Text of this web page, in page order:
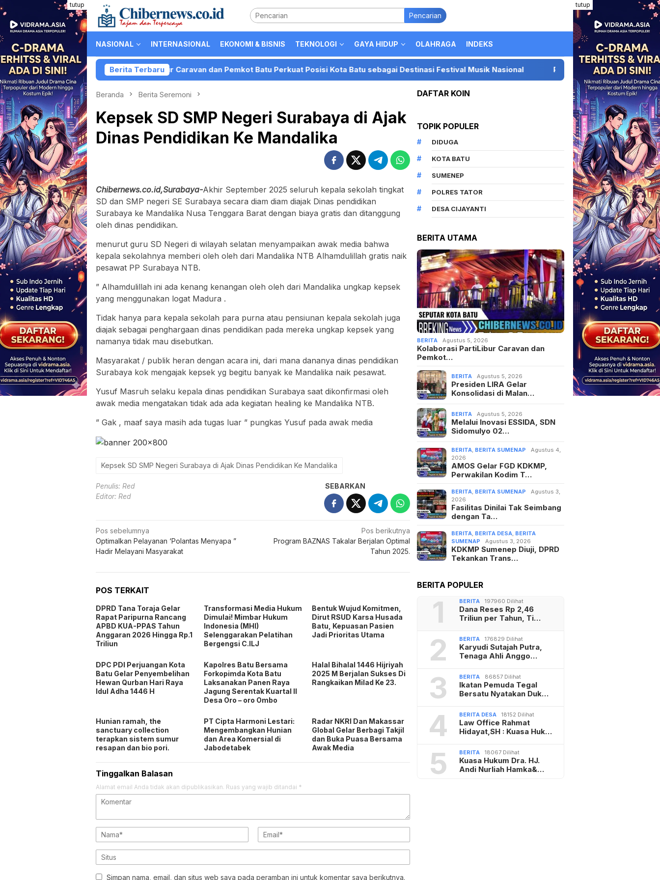
Loncat
ke
konten
tutup tutup
Pencarian
NASIONAL INTERNASIONAL EKONOMI & BISNIS TEKNOLOGI GAYA HIDUP OLAHRAGA INDEKS
Berita Terbaru
Kolaborasi PartiLibur Caravan dan Pemkot Batu Perkuat Posisi Kota Batu sebagai Destinasi Festival Musik Nasional Presiden LIRA Gelar Konsolidasi di
Beranda Berita Seremoni
Kepsek SD SMP Negeri Surabaya di Ajak
Dinas Pendidikan Ke Mandalika
Chibernews.co.id,Surabaya-Akhir September 2025 seluruh kepala sekolah tingkat
SD dan SMP negeri SE Surabaya secara diam diam diajak Dinas pendidikan
Surabaya ke Mandalika Nusa Tenggara Barat dengan biaya gratis dan ditanggung
oleh dinas pendidikan.
menurut guru SD Negeri di wilayah selatan menyampaikan awak media bahwa
kepala sekolahnya memberi oleh oleh dari Mandalika NTB Alhamdulillah gratis naik
pesawat PP Surabaya NTB.
” Alhamdulillah ini ada kenang kenangan oleh oleh dari Mandalika ungkap kepsek
yang menggunakan logat Madura .
Tidak hanya para kepala sekolah para purna atau pensiunan kepala sekolah juga
diajak sebagai penghargaan dinas pendidikan pada mereka ungkap kepsek yang
namanya tidak mau disebutkan.
Masyarakat / publik heran dengan acara ini, dari mana dananya dinas pendidikan
Surabaya kok mengajak kepsek yg begitu banyak ke Mandalika naik pesawat.
Yusuf Masruh selaku kepala dinas pendidikan Surabaya saat dikonfirmasi oleh
awak media mengatakan tidak ada ada kegiatan healing ke Mandalika NTB.
” Gak , maaf saya masih ada tugas luar ” pungkas Yusuf pada awak media
Kepsek SD SMP Negeri Surabaya di Ajak Dinas Pendidikan Ke Mandalika
Penulis: Red
Editor: Red
SEBARKAN
Navigasi
pos
Pos sebelumnya
Optimalkan Pelayanan ‘Polantas Menyapa ”
Hadir Melayani Masyarakat
Pos berikutnya
Program BAZNAS Takalar Berjalan Optimal
Tahun 2025.
POS TERKAIT
DPRD Tana Toraja Gelar
Rapat Paripurna Rancang
APBD KUA-PPAS Tahun
Anggaran 2026 Hingga Rp.1
Triliun
Transformasi Media Hukum
Dimulai! Mimbar Hukum
Indonesia (MHI)
Selenggarakan Pelatihan
Bergengsi C.ILJ
Bentuk Wujud Komitmen,
Dirut RSUD Karsa Husada
Batu, Kepuasan Pasien
Jadi Prioritas Utama
DPC PDI Perjuangan Kota
Batu Gelar Penyembelihan
Hewan Qurban Hari Raya
Idul Adha 1446 H
Kapolres Batu Bersama
Forkopimda Kota Batu
Laksanakan Panen Raya
Jagung Serentak Kuartal II
Desa Oro – oro Ombo
Halal Bihalal 1446 Hijriyah
2025 M Berjalan Sukses Di
Rangkaikan Milad Ke 23.
Hunian ramah, the
sanctuary collection
terapkan sistem sumur
resapan dan bio pori.
PT Cipta Harmoni Lestari:
Mengembangkan Hunian
dan Area Komersial di
Jabodetabek
Radar NKRI Dan Makassar
Global Gelar Berbagi Takjil
dan Buka Puasa Bersama
Awak Media
Tinggalkan Balasan
Alamat email Anda tidak akan dipublikasikan. Ruas yang wajib ditandai *
Simpan nama, email, dan situs web saya pada peramban ini untuk komentar saya berikutnya.
DAFTAR KOIN
TOPIK POPULER
DIDUGA
KOTA BATU
SUMENEP
POLRES TATOR
DESA CIJAYANTI
BERITA UTAMA
BERITA Agustus 5, 2026
Kolaborasi PartiLibur Caravan dan
Pemkot…
BERITA Agustus 5, 2026
Presiden LIRA Gelar
Konsolidasi di Malan…
BERITA Agustus 5, 2026
Melalui Inovasi ESSIDA, SDN
Sidomulyo 02…
BERITA BERITA SUMENAP
Agustus 4,
2026
AMOS Gelar FGD KDKMP,
Perwakilan Kodim T…
BERITA BERITA SUMENAP
Agustus 3,
2026
Fasilitas Dinilai Tak Seimbang
dengan Ta…
BERITA BERITA DESA BERITA
SUMENAP
Agustus 3, 2026
KDKMP Sumenep Diuji, DPRD
Tekankan Trans…
BERITA POPULER
1 BERITA 197960 Dilihat
Dana Reses Rp 2,46
Triliun per Tahun, Ti…
2 BERITA 176829 Dilihat
Karyudi Sutajah Putra,
Tenaga Ahli Anggo…
3 BERITA 86857 Dilihat
Ikatan Pemuda Tegal
Bersatu Nyatakan Duk…
4 BERITA DESA 18152 Dilihat
Law Office Rahmat
Hidayat,SH : Kuasa Huk…
5 BERITA 18067 Dilihat
Kuasa Hukum Dra. HJ.
Andi Nurliah Hamka&…